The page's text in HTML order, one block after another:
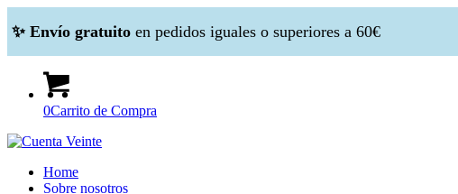
✨ Envío gratuito en pedidos iguales o superiores a 60€
0Carrito de Compra
Home
Sobre nosotros